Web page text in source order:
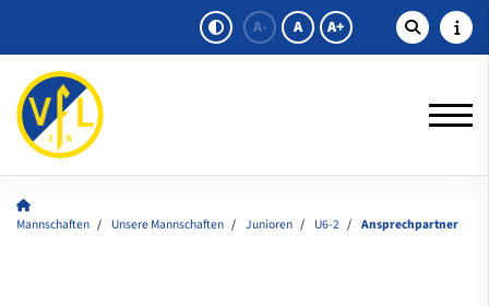
A- A A+
Mannschaften Unsere Mannschaften Junioren U6-2 Ansprechpartner